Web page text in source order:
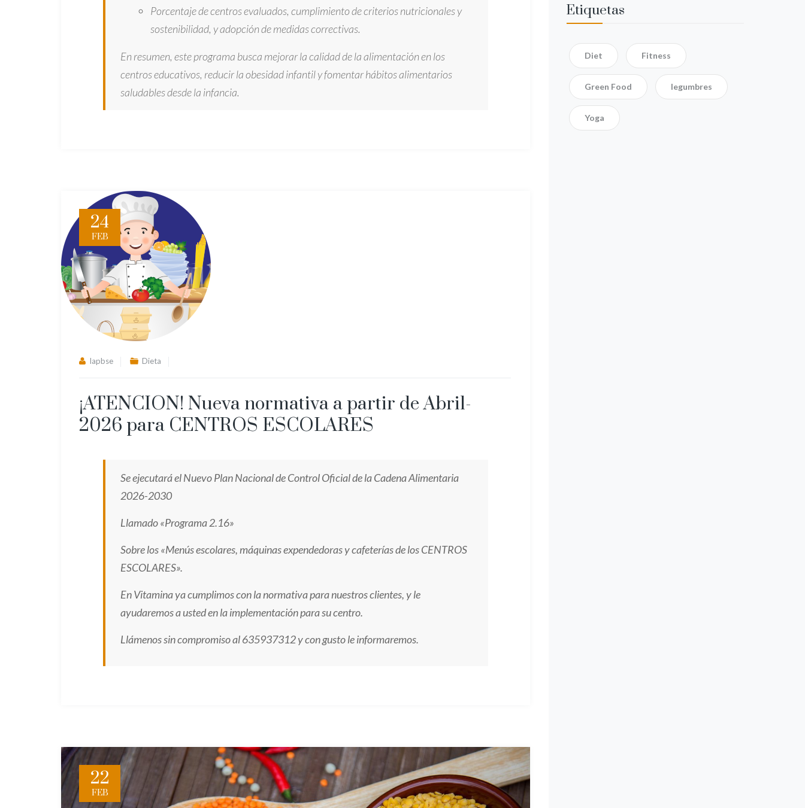
Porcentaje de centros evaluados, cumplimiento de criterios nutricionales y
sostenibilidad, y adopción de medidas correctivas.
En resumen, este programa busca mejorar la calidad de la alimentación en los
centros educativos, reducir la obesidad infantil y fomentar hábitos alimentarios
saludables desde la infancia.
24
FEB
lapbse Dieta
¡ATENCION! Nueva normativa a partir de Abril-
2026 para CENTROS ESCOLARES
Se ejecutará el Nuevo Plan Nacional de Control Oficial de la Cadena Alimentaria
2026-2030
Llamado «Programa 2.16»
Sobre los «Menús escolares, máquinasexpendedoras y cafeteríasde los CENTROS
ESCOLARES».
En Vitamina ya cumplimos con la normativa para nuestros clientes, y le
ayudaremos a usted en la implementación para su centro.
Llámenos sin compromiso al 635937312 y con gusto le informaremos.
22
FEB
Etiquetas
Diet Fitness
Green Food legumbres
Yoga